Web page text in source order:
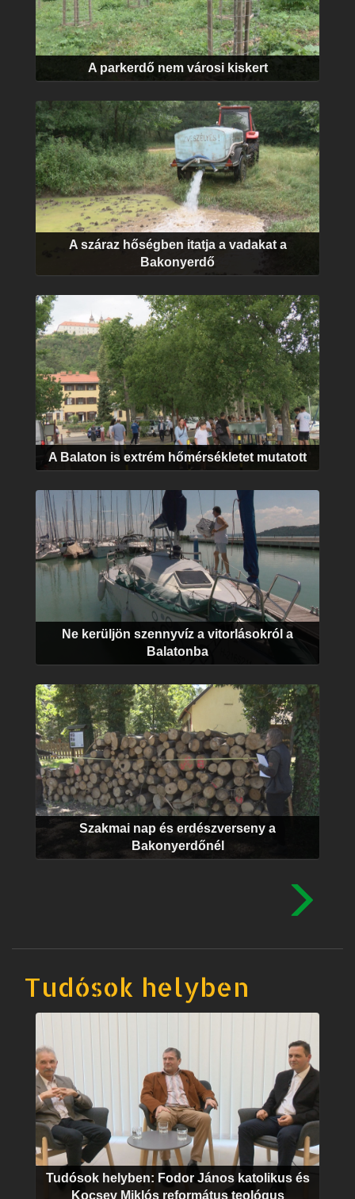
A parkerdő nem városi kiskert
A száraz hőségben itatja a vadakat a
Bakonyerdő
A Balaton is extrém hőmérsékletet mutatott
Ne kerüljön szennyvíz a vitorlásokról a
Balatonba
Szakmai nap és erdészverseny a
Bakonyerdőnél
Tudósok helyben
Tudósok helyben: Fodor János katolikus és
Kocsev Miklós református teológus